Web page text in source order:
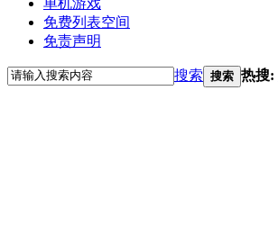
免费列表空间
免责声明
搜索 搜索 热搜: